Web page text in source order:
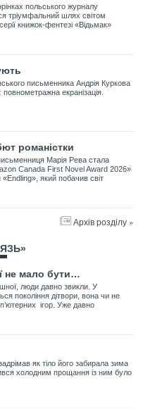
польського журналу
тріумфальний шлях світом
книжок-фентезі «Відьмак»
письменника Андрія Куркова
повнометражна екранізація.
романістки
Марія Рева стала
Canada First Novel Award 2026»
який побачив світ
Архів розділу »
не мало бути…
люди давно звикли. У
покоління дітвори, вона чи не
ігор. Уже давно
як тіло його забирала зима
холодним прощання із ним було